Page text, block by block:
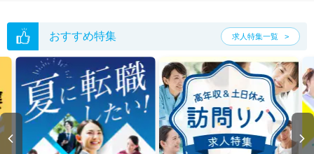
おすすめ特集 求人特集一覧